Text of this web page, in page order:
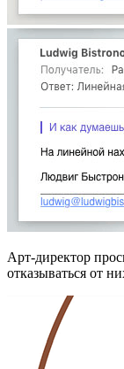
Арт-директор
отказываться от